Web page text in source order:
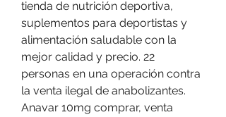
tienda de nutrición deportiva,
suplementos para deportistas y
alimentación saludable con la
mejor calidad y precio. 22
personas en una operación contra
la venta ilegal de anabolizantes.
Anavar 10mg comprar, venta